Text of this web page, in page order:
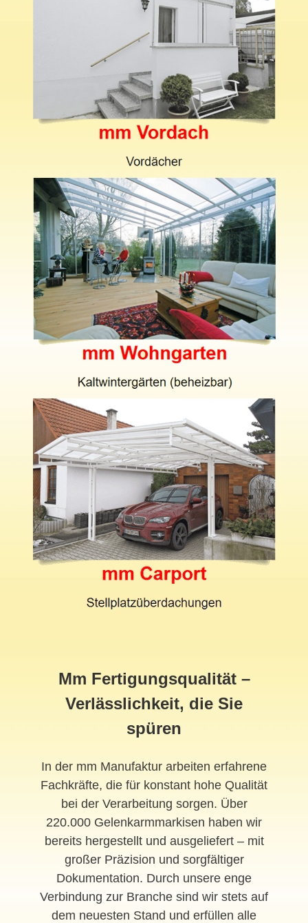
Mm Fertigungsqualität –
Verlässlichkeit, die Sie
spüren
In der mm Manufaktur arbeiten erfahrene
Fachkräfte, die für konstant hohe Qualität
bei der Verarbeitung sorgen. Über
220.000 Gelenkarmmarkisen haben wir
bereits hergestellt und ausgeliefert – mit
großer Präzision und sorgfältiger
Dokumentation. Durch unsere enge
Verbindung zur Branche sind wir stets auf
dem neuesten Stand und erfüllen alle